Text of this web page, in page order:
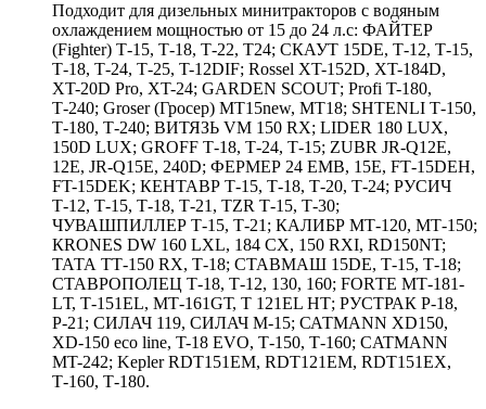
Подходит для дизельных минитракторов с водяным
охлаждением мощностью от 15 до 24 л.с: ФАЙТЕР
(Fighter) Т-15, Т-18, Т-22, Т24; СКАУТ 15DЕ, Т-12, Т-15,
Т-18, Т-24, Т-25, T-12DIF; Rossel XT-152D, XT-184D,
XT-20D Pro, XT-24; GАRDЕN SСОUТ; Profi T-180,
Т-240; Groser (Гросер) MT15new, МТ18; SНТЕNLI Т-150,
Т-180, Т-240; ВИТЯЗЬ VМ 150 RХ; LIDЕR 180 LUХ,
150D LUХ; GRОFF Т-18, Т-24, Т-15; ZUВR JR-Q12E,
12E, JR-Q15E, 240D; ФЕРМЕР 24 ЕМВ, 15Е, FТ-15DЕН,
FT-15DEK; КЕНТАВР Т-15, Т-18, Т-20, Т-24; РУСИЧ
Т-12, Т-15, Т-18, Т-21, ТZR Т-15, Т-30;
ЧУВАШПИЛЛЕР Т-15, Т-21; КАЛИБР МТ-120, МТ-150;
КRОNЕS DW 160 LХL, 184 СХ, 150 RХI, RD150NT;
ТАТА ТТ-150 RХ, Т-18; СТАВМАШ 15DЕ, Т-15, Т-18;
СТАВРОПОЛЕЦ Т-18, Т-12, 130, 160; FОRТЕ МТ-181-
LТ, Т-151ЕL, МТ-161GТ, Т 121ЕL НТ; РУСТРАК Р-18,
Р-21; СИЛАЧ 119, СИЛАЧ М-15; САТМАNN XD150,
XD-150 eco line, T-18 EVO, Т-150, Т-160; CATMANN
MT-242; Kepler RDT151EM, RDT121EM, RDT151EX,
Т-160, Т-180.